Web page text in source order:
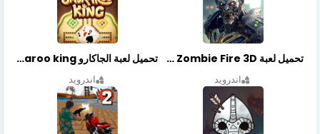
تحميل لعبة Zombie Fire 3D مهكرة آخر إصدار
اندرويد
تحميل لعبة الجاكارو jackaroo king آخر إصدار
اندرويد